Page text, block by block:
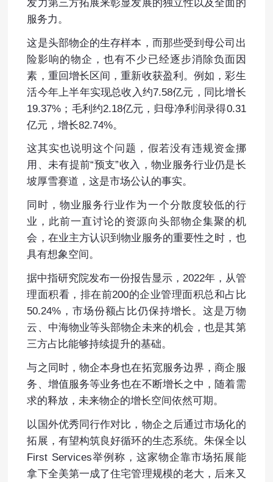
发力第三方拓展来彰显发展的独立性以及全面的
服务力。
这是头部物企的生存样本，而那些受到母公司出
险影响的物企，也有不少已经逐步消除负面因
素，重回增长区间，重新收获盈利。例如，彩生
活今年上半年实现总收入约7.58亿元，同比增长
19.37%；毛利约2.18亿元，归母净利润录得0.31
亿元，增长82.74%。
这其实也说明这个问题，假若没有违规资金挪
用、未有提前“预支”收入，物业服务行业仍是长
坡厚雪赛道，这是市场公认的事实。
同时，物业服务行业作为一个分散度较低的行
业，此前一直讨论的资源向头部物企集聚的机
会，在业主方认识到物业服务的重要性之时，也
具有想象空间。
据中指研究院发布一份报告显示，2022年，从管
理面积看，排在前200的企业管理面积总和占比
50.24%，市场份额占比仍保持增长。这是万物
云、中海物业等头部物企未来的机会，也是其第
三方占比能够持续提升的基础。
与之同时，物企本身也在拓宽服务边界，商企服
务、增值服务等业务也在不断增长之中，随着需
求的释放，未来物企的增长空间依然可期。
以国外优秀同行作对比，物企之后通过市场化的
拓展，有望构筑良好循环的生态系统。朱保全以
First Services举例称，这家物企靠市场拓展能
拿下全美第一成了住宅管理规模的老大，后来又